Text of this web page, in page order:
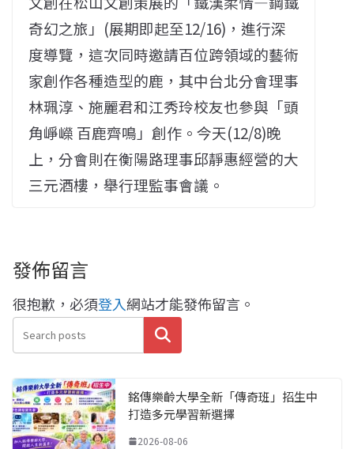
奇幻之旅」(展期即起至12/16)，進行深
度導覽，這次同時邀請百位跨領域的藝術
家創作各種造型的鹿，其中台北分會理事
林珮淳、施麗君和江秀玲校友也參與「頭
角崢嶸 百鹿齊鳴」創作。今天(12/8)晚
上，分會則在衡陽路理事邱靜惠經營的大
三元酒樓，舉行理監事會議。
發佈留言
很抱歉，必須登入網站才能發佈留言。
搜尋
銘傳樂齡大學全新「傳奇班」招生中
打造多元學習新選擇
2026-08-06